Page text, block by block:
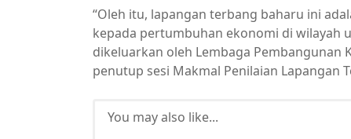
“Oleh itu, lapangan terbang baharu ini
kepada pertumbuhan ekonomi di wilayah
dikeluarkan oleh Lembaga Pembangunan
penutup sesi Makmal Penilaian Lapangan
You may also like...